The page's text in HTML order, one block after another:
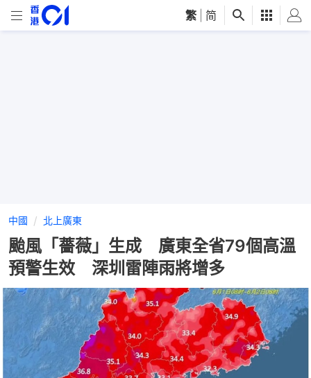
繁 简
中國 北上廣東
颱風「薔薇」生成 廣東全省79個高溫
預警生效 深圳雷陣雨將增多